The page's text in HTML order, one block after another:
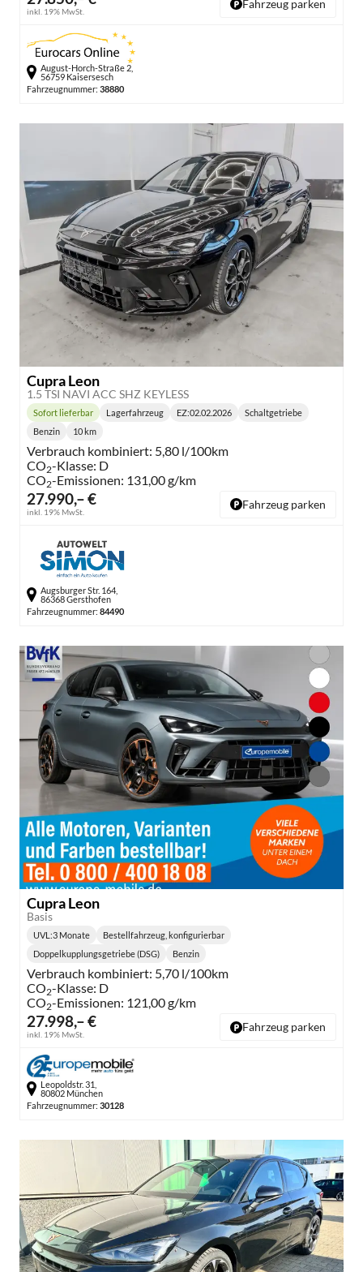
inkl. 19% MwSt.
Fahrzeug parken
August-Horch-Straße 2,
56759 Kaisersesch
Fahrzeugnummer: 38880
Cupra Leon
1.5 TSI NAVI ACC SHZ KEYLESS
27.990,– €
inkl. 19% MwSt.
Lieferzeit:
Sofort lieferbar Lagerfahrzeug EZ:02.02.2026
Getriebe:
Schaltgetriebe
Kraftstoff:
Benzin
Kilometerstand:
10 km
Verbrauch kombiniert: 5,80 l/100km
CO2-Klasse: D
CO2-Emissionen: 131,00 g/km
Fahrzeug parken
Augsburger Str. 164,
86368 Gersthofen
Fahrzeugnummer: 84490
Cupra Leon
Basis
27.998,– €
inkl. 19% MwSt.
UVL :3 Monate Bestellfahrzeug, konfigurierbar
Getriebe:
Doppelkupplungsgetriebe (DSG) Benzin
Verbrauch kombiniert: 5,70 l/100km
CO2-Klasse: D
CO2-Emissionen: 121,00 g/km
Fahrzeug parken
Leopoldstr. 31,
80802 München
Fahrzeugnummer: 30128